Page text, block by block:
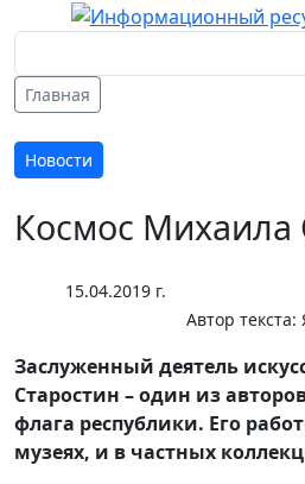
Главная
Новости
Космос Михаила
15.04.2019 г.
Автор текста:
Заслуженный деятель
Старостин – один из
флага республики. Его
музеях, и в частных